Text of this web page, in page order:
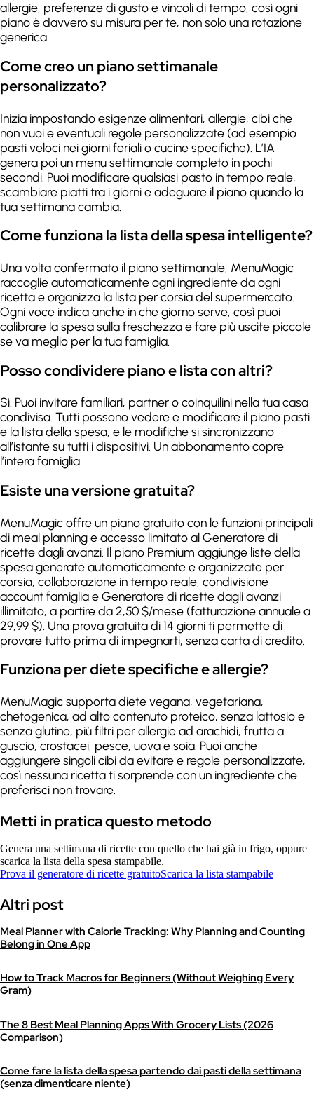
allergie, preferenze di gusto e vincoli di tempo, così ogni
piano è davvero su misura per te, non solo una rotazione
generica.
Come creo un piano settimanale
personalizzato?
Inizia impostando esigenze alimentari, allergie, cibi che
non vuoi e eventuali regole personalizzate (ad esempio
pasti veloci nei giorni feriali o cucine specifiche). L’IA
genera poi un menu settimanale completo in pochi
secondi. Puoi modificare qualsiasi pasto in tempo reale,
scambiare piatti tra i giorni e adeguare il piano quando la
tua settimana cambia.
Come funziona la lista della spesa intelligente?
Una volta confermato il piano settimanale, MenuMagic
raccoglie automaticamente ogni ingrediente da ogni
ricetta e organizza la lista per corsia del supermercato.
Ogni voce indica anche in che giorno serve, così puoi
calibrare la spesa sulla freschezza e fare più uscite piccole
se va meglio per la tua famiglia.
Posso condividere piano e lista con altri?
Sì. Puoi invitare familiari, partner o coinquilini nella tua casa
condivisa. Tutti possono vedere e modificare il piano pasti
e la lista della spesa, e le modifiche si sincronizzano
all’istante su tutti i dispositivi. Un abbonamento copre
l’intera famiglia.
Esiste una versione gratuita?
MenuMagic offre un piano gratuito con le funzioni principali
di meal planning e accesso limitato al Generatore di
ricette dagli avanzi. Il piano Premium aggiunge liste della
spesa generate automaticamente e organizzate per
corsia, collaborazione in tempo reale, condivisione
account famiglia e Generatore di ricette dagli avanzi
illimitato, a partire da 2,50 $/mese (fatturazione annuale a
29,99 $). Una prova gratuita di 14 giorni ti permette di
provare tutto prima di impegnarti, senza carta di credito.
Funziona per diete specifiche e allergie?
MenuMagic supporta diete vegana, vegetariana,
chetogenica, ad alto contenuto proteico, senza lattosio e
senza glutine, più filtri per allergie ad arachidi, frutta a
guscio, crostacei, pesce, uova e soia. Puoi anche
aggiungere singoli cibi da evitare e regole personalizzate,
così nessuna ricetta ti sorprende con un ingrediente che
preferisci non trovare.
Metti in pratica questo metodo
Genera una settimana di ricette con quello che hai già in frigo, oppure
scarica la lista della spesa stampabile.
Prova il generatore di ricette gratuitoScarica la lista stampabile
Altri post
Meal Planner with Calorie Tracking: Why Planning and Counting
Belong in One App
How to Track Macros for Beginners (Without Weighing Every
Gram)
The 8 Best Meal Planning Apps With Grocery Lists (2026
Comparison)
Come fare la lista della spesa partendo dai pasti della settimana
(senza dimenticare niente)